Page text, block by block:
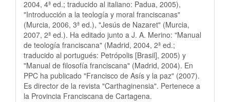
2004, 4ª ed.; traducido al italiano: Padua, 2005),
"Introducción a la teología y moral franciscanas"
(Murcia, 2006, 3ª ed.), "Jesús de Nazaret" (Murcia,
2007, 2ª ed.). Ha editado junto a J. A. Merino: "Manual
de teología franciscana" (Madrid, 2004, 2ª ed.;
traducido al portugués: Petrópolis [Brasil], 2005) y
"Manual de filosofía franciscana" (Madrid, 2004). En
PPC ha publicado "Francisco de Asís y la paz" (2007).
Es director de la revista "Carthaginensia". Pertenece a
la Provincia Franciscana de Cartagena.